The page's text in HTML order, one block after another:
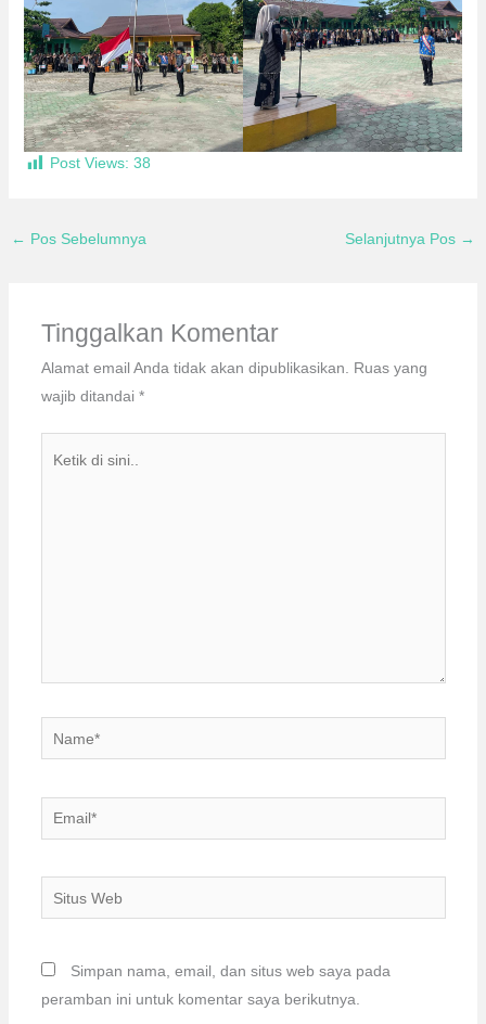
Post Views: 38
← Pos Sebelumnya Selanjutnya Pos →
Tinggalkan Komentar
Alamat email Anda tidak akan dipublikasikan. Ruas yang
wajib ditandai *
Name*
Email*
Situs
Web
Simpan nama, email, dan situs web saya pada
peramban ini untuk komentar saya berikutnya.